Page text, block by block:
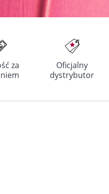
za
Oficjalny
dystrybutor